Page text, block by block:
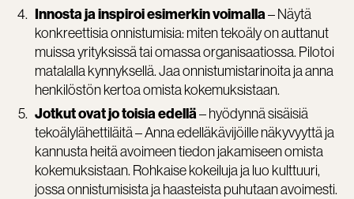
Innosta ja inspiroi esimerkin voimalla– Näytä
konkreettisia onnistumisia: miten tekoäly on auttanut
muissa yrityksissä tai omassa organisaatiossa. Pilotoi
matalalla kynnyksellä. Jaa onnistumistarinoita ja anna
henkilöstön kertoa omista kokemuksistaan.
Jotkut ovat jo toisia edellä– hyödynnä sisäisiä
tekoälylähettiläitä – Anna edelläkävijöille näkyvyyttä ja
kannusta heitä avoimeen tiedon jakamiseen omista
kokemuksistaan. Rohkaise kokeiluja ja luo kulttuuri,
jossa onnistumisista ja haasteista puhutaan avoimesti.